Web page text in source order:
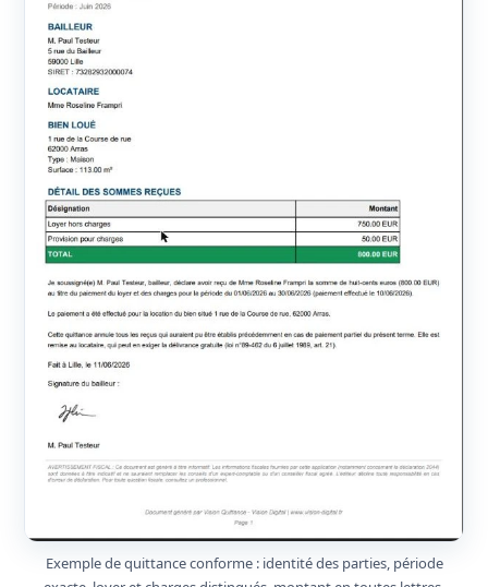
Exemple de quittance conforme : identité des parties, période